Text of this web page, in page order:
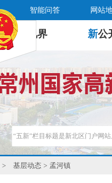
智能问答 网站
新 视界 新公
> 基层动态 > 孟河镇